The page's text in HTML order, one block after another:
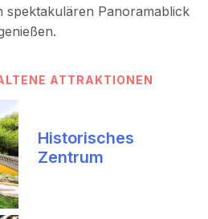
spektakulären Panoramablick
ATTRAKTIONEN
Historisches
Zentrum